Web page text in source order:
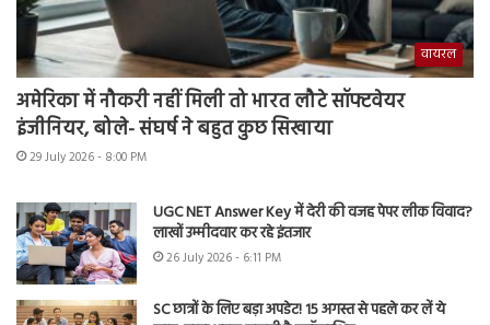
वायरल
अमेरिका में नौकरी नहीं मिली तो भारत लौटे सॉफ्टवेयर
इंजीनियर, बोले- संघर्ष ने बहुत कुछ सिखाया
29 July 2026 - 8:00 PM
UGC NET Answer Key में देरी की वजह पेपर लीक विवाद?
लाखों उम्मीदवार कर रहे इंतजार
26 July 2026 - 6:11 PM
SC छात्रों के लिए बड़ा अपडेट! 15 अगस्त से पहले कर लें ये